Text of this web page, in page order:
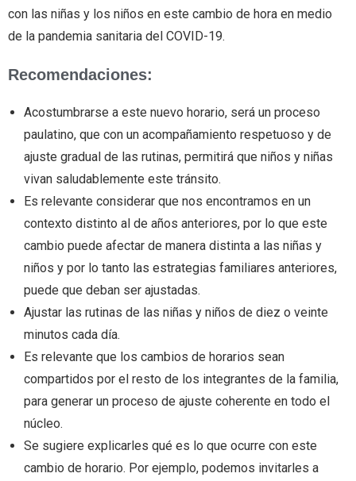
con las niñas y los niños en este cambio de hora en medio
de la pandemia sanitaria del COVID-19.
Recomendaciones:
Acostumbrarse a este nuevo horario, será un proceso
paulatino, que con un acompañamiento respetuoso y de
ajuste gradual de las rutinas, permitirá que niños y niñas
vivan saludablemente este tránsito.
Es relevante considerar que nos encontramos en un
contexto distinto al de años anteriores, por lo que este
cambio puede afectar de manera distinta a las niñas y
niños y por lo tanto las estrategias familiares anteriores,
puede que deban ser ajustadas.
Ajustar las rutinas de las niñas y niños de diez o veinte
minutos cada día.
Es relevante que los cambios de horarios sean
compartidos por el resto de los integrantes de la familia,
para generar un proceso de ajuste coherente en todo el
núcleo.
Se sugiere explicarles qué es lo que ocurre con este
cambio de horario. Por ejemplo, podemos invitarles a